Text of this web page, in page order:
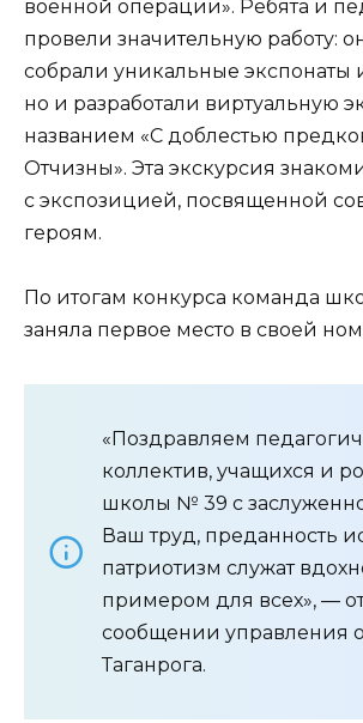
военной операции». Ребята и
провели значительную работу:
собрали уникальные экспонаты
но и разработали виртуальную
названием «С доблестью
Отчизны». Эта экскурсия
с экспозицией, посвященной
героям.
По итогам конкурса команда
заняла первое место в своей
«Поздравляем
коллектив, учащихся и
школы № 39 с
Ваш труд, преданность
патриотизм служат
примером для всех», —
сообщении управления
Таганрога.